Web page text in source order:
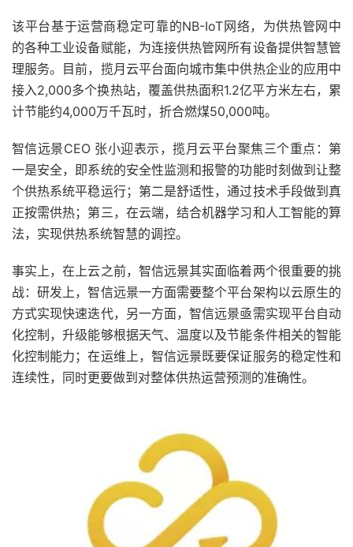
该平台基于运营商稳定可靠的NB-IoT网络，为供热管网中
的各种工业设备赋能，为连接供热管网所有设备提供智慧管
理服务。目前，揽月云平台面向城市集中供热企业的应用中
接入2,000多个换热站，覆盖供热面积1.2亿平方米左右，累
计节能约4,000万千瓦时，折合燃煤50,000吨。
智信远景CEO 张小迎表示，揽月云平台聚焦三个重点：第
一是安全，即系统的安全性监测和报警的功能时刻做到让整
个供热系统平稳运行；第二是舒适性，通过技术手段做到真
正按需供热；第三，在云端，结合机器学习和人工智能的算
法，实现供热系统智慧的调控。
事实上，在上云之前，智信远景其实面临着两个很重要的挑
战：研发上，智信远景一方面需要整个平台架构以云原生的
方式实现快速迭代，另一方面，智信远景亟需实现平台自动
化控制，升级能够根据天气、温度以及节能条件相关的智能
化控制能力；在运维上，智信远景既要保证服务的稳定性和
连续性，同时更要做到对整体供热运营预测的准确性。